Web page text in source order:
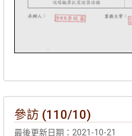
參訪 (110/10)
最後更新日期：2021-10-21